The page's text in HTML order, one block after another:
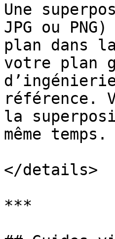
Une
JPG ou
plan dans
votre plan
référence.
la
même temps.
</details>
***